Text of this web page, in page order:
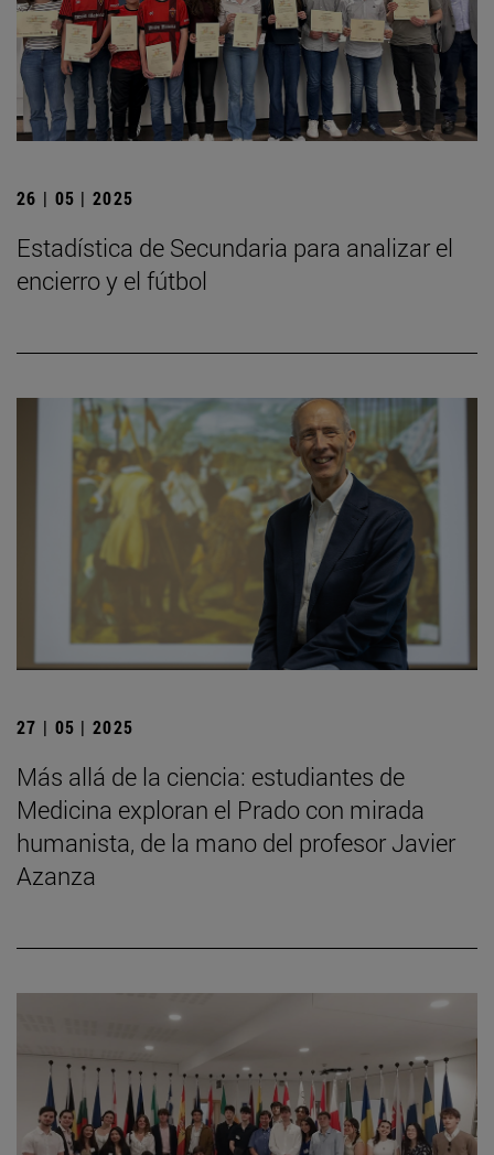
26 | 05 | 2025
Estadística de Secundaria para analizar el
encierro y el fútbol
27 | 05 | 2025
Más allá de la ciencia: estudiantes de
Medicina exploran el Prado con mirada
humanista, de la mano del profesor Javier
Azanza